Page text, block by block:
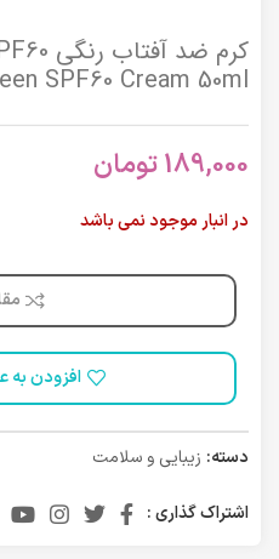
SPF60 Cream 50ml
189,000تومان
در انبار موجود نمی باشد
افزودن به
دسته: زیبایی و سلامت
اشتراک گذاری :